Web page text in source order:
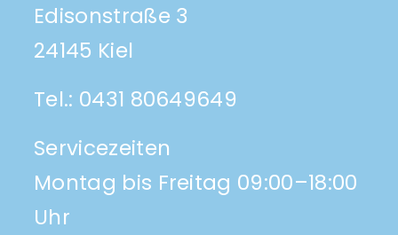
Edisonstraße 3
24145 Kiel
Tel.: 0431 80649649
Servicezeiten
Montag bis Freitag 09:00–18:00
Uhr